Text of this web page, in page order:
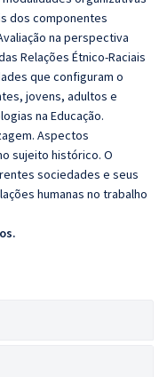
dos componentes
na perspectiva
Relações Étnico-Raciais
que configuram o
jovens, adultos e
na Educação.
Aspectos
sujeito histórico. O
sociedades e seus
humanas no trabalho